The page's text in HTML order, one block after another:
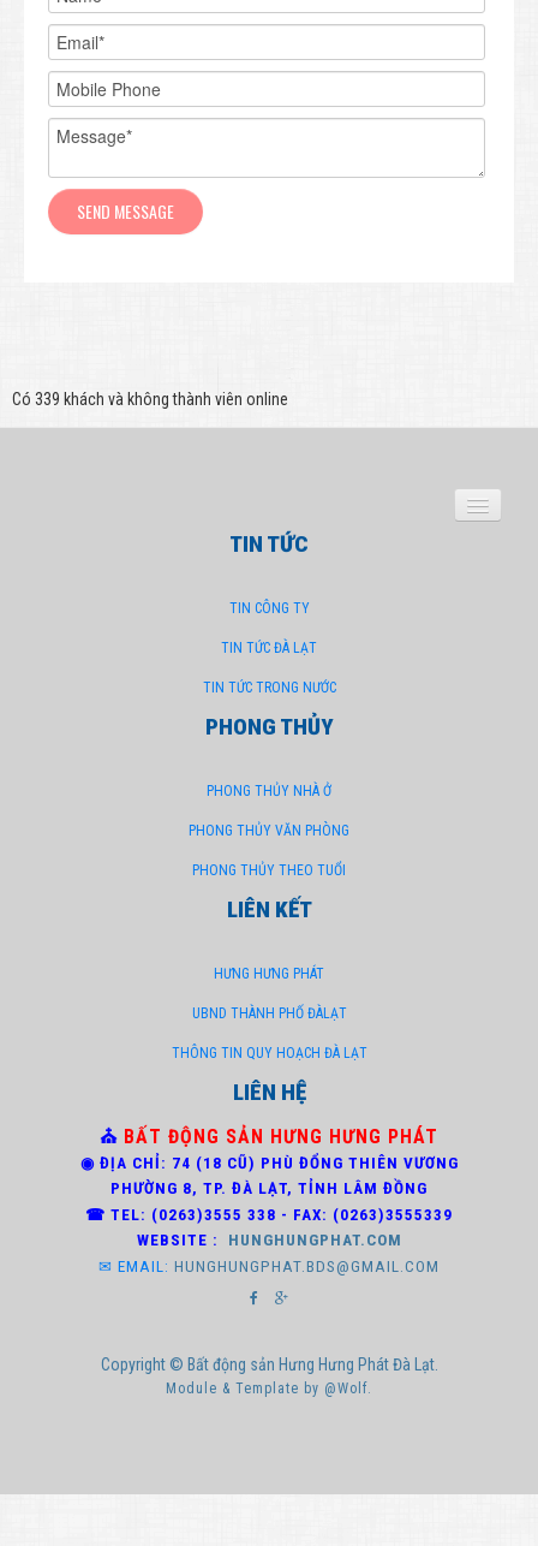
Có 339 khách và không thành viên online
CÔNG TY
TRANG CHỦ
HÌNH ẢNH CÔNG TY
TUYỂN DỤNG
TIN TỨC
TIN CÔNG TY
TIN TỨC ĐÀ LẠT
TIN TỨC TRONG NƯỚC
PHONG THỦY
PHONG THỦY NHÀ Ở
PHONG THỦY VĂN PHÒNG
PHONG THỦY THEO TUỔI
LIÊN KẾT
HƯNG HƯNG PHÁT
UBND THÀNH PHỐ ĐÀLẠT
THÔNG TIN QUY HOẠCH ĐÀ LẠT
LIÊN HỆ
⛪ BẤT ĐỘNG SẢN HƯNG HƯNG PHÁT
◉ ĐỊA CHỈ: 74 (18 CŨ) PHÙ ĐỔNG THIÊN VƯƠNG
PHƯỜNG 8, TP. ĐÀ LẠT, TỈNH LÂM ĐỒNG
☎ TEL: (0263)3555 338 - FAX: (0263)3555339
WEBSITE : HUNGHUNGPHAT.COM
✉ EMAIL: HUNGHUNGPHAT.BDS@GMAIL.COM
Copyright © Bất động sản Hưng Hưng Phát Đà Lạt.
Module & Template by @Wolf.